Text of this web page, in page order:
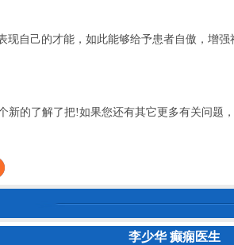
己的才能，如此能够给予患者自傲，增强
新的了解了把!如果您还有其它更多有关问题
李少华 癫痫医生